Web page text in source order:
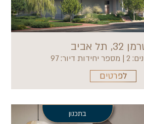
לפרטים